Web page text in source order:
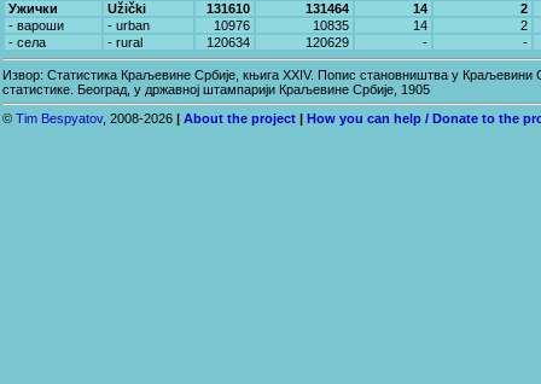
Ужички
Užički 131610 131464 14
2
- вароши
- urban 10976 10835 14
2
- села
- rural 120634 120629 - -
Извор: Статистика Краљевине Србије, књига XXIV. Попис становништва у
статистике. Београд, у државној штампарији Краљевине Србије, 1905
© Tim Bespyatov, 2008-2026 About the project How you can help / Donate to the